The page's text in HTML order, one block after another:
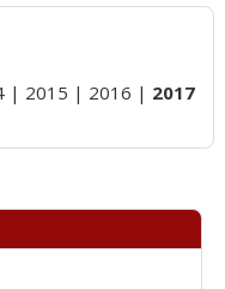
| 2015 | 2016 | 2017